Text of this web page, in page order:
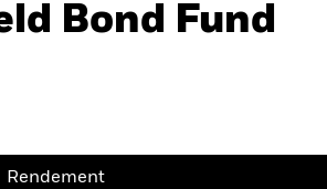
Bond Fund
Rendement